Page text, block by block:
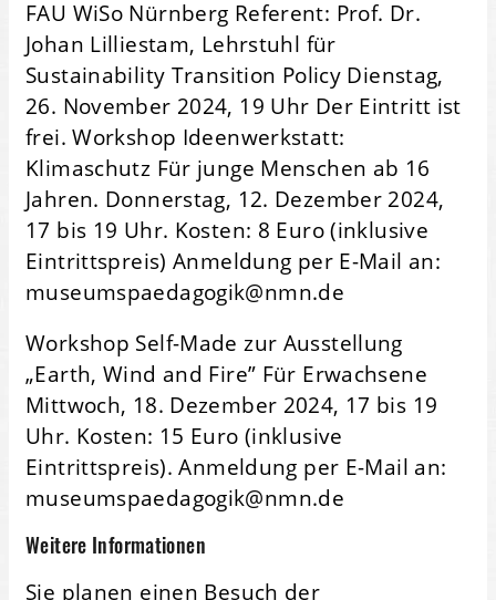
FAU WiSo Nürnberg Referent: Prof. Dr.
Johan Lilliestam, Lehrstuhl für
Sustainability Transition Policy Dienstag,
26. November 2024, 19 Uhr Der Eintritt ist
frei. Workshop Ideenwerkstatt:
Klimaschutz Für junge Menschen ab 16
Jahren. Donnerstag, 12. Dezember 2024,
17 bis 19 Uhr. Kosten: 8 Euro (inklusive
Eintrittspreis) Anmeldung per E-Mail an:
museumspaedagogik@nmn.de
Workshop Self-Made zur Ausstellung
„Earth, Wind and Fire” Für Erwachsene
Mittwoch, 18. Dezember 2024, 17 bis 19
Uhr. Kosten: 15 Euro (inklusive
Eintrittspreis). Anmeldung per E-Mail an:
museumspaedagogik@nmn.de
Weitere Informationen
Sie planen einen Besuch der